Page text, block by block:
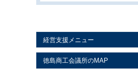
経営支援メニュー
徳島商工会議所のMAP